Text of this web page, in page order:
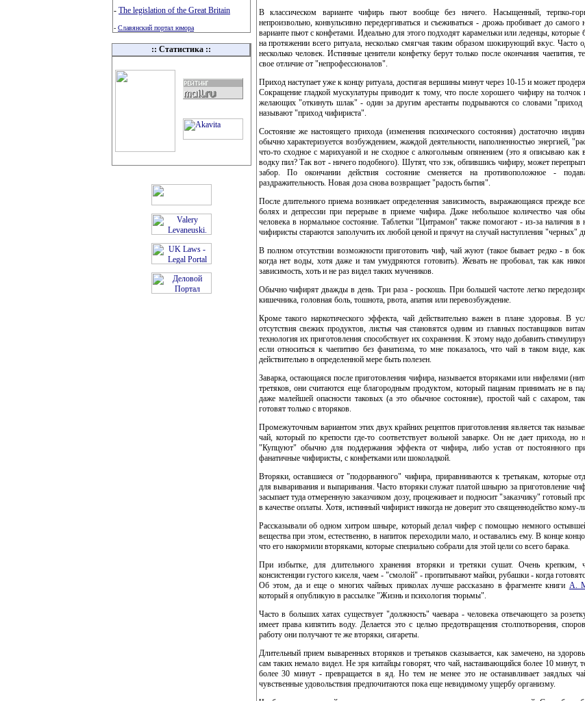
- The legislation of the Great Britain
- Славянский портал юмора
:: Статистика ::
В классическом варианте чифирь пьют вообще без ничего. Насыщенный, терпко-
непроизвольно, конвульсивно передергиваться и съеживаться - дрожь пробивает до
варианте пьют с конфетами. Идеально для этого подходят карамельки или леденцы, которые
на протяжении всего ритуала, несколько смягчая таким образом шокирующий вкус. Часто
несколько человек. Истинные ценители конфетку берут только после окончания чаепития,
свое отличие от "непрофессионалов".
Приход наступает уже к концу ритуала, достигая вершины минут через 10-15 и может
Сокращение гладкой мускулатуры приводит к тому, что после хорошего чифиру на толчок
желающих "откинуть шлак" - один за другим арестанты подрываются со словами
называют "приход чифириста".
Состояние же настоящего прихода (изменения психического состояния) достаточно
обычно характеризуется возбуждением, жаждой деятельности, наполненностью энергией,
что-то сходное с марихуаной и не сходное с алкогольным опянением (это я описываю как
водку пил? Так вот - ничего подобного). Шутят, что зэк, обпившись чифиру, может
забор. По окончании действия состояние сменяется на противоположное -
раздражительность. Новая доза снова возвращает "радость бытия".
После длительного приема возникает определенная зависимость, выражающаяся прежде
болях и депрессии при перерыве в приеме чифира. Даже небольшое количество чая
человека в нормальное состояние. Таблетки "Цитрамон" также помогают - из-за наличия
чифиристы стараются заполучить их любой ценой и прячут на случай наступления "черных"
В полном отсутствии возможности приготовить чиф, чай жуют (такое бывает редко - в
когда нет воды, хотя даже и там умудряются готовить). Жевать не пробовал, так как
зависимость, хоть и не раз видел таких мучеников.
Обычно чифирят дважды в день. Три раза - роскошь. При большей частоте легко
кишечника, головная боль, тошнота, рвота, апатия или перевозбуждение.
Кроме такого наркотического эффекта, чай действительно важен в плане здоровья. В
отсутствия свежих продуктов, листья чая становятся одним из главных поставщиков
технология их приготовления способствует их сохранения. К этому надо добавить
если относиться к чаепитию без фанатизма, то мне показалось, что чай в таком виде,
действительно в определенной мере быть полезен.
Заварка, остающаяся после приготовления чифира, называется вторяками или нифелями
третяков, они считаются еще благородным продуктом, который пацанам принимать не в
даже малейшей опасности таковых (а это обычное состояние), простой чай с сахаром,
готовят только с вторяков.
Промежуточным вариантом этих двух крайних рецептов приготовления является так
чай, который по крепости где-то соответствует вольной заварке. Он не дает прихода, но
"Купцуют" обычно для поддержания эффекта от чифира, либо устав от постоянного
фанатичные чифиристы, с конфетками или шоколадкой.
Вторяки, оставшиеся от "подорванного" чифира, приравниваются к третьякам, которые
для вываривания и выпаривания. Часто вторяки служат платой шнырю за приготовление
засыпает туда отмеренную заказчиком дозу, процеживает и подносит "заказчику" готовый
в качестве оплаты. Хотя, истинный чифирист никогда не доверит это священнодейство кому-
Рассказывали об одном хитром шныре, который делал чифер с помощью немного
вещества при этом, естественно, в напиток переходили мало, и оставались ему. В конце
что его накормили вторяками, которые специально собрали для этой цели со всего барака.
При избытке, для длительного хранения вторяки и третяки сушат. Очень крепким,
консистенции густого киселя, чаем - "смолой" - пропитывают майки, рубашки - когда
Об этом, да и еще о многих чайных приколах лучше рассказано в фрагменте книги А.
который я опубликую в рассылке "Жизнь и психология тюрьмы".
Часто в больших хатах существует "должность" чаевара - человека отвечающего за
имеет права кипятить воду. Делается это с целью предотвращения столпотворения,
работу они получают те же вторяки, сигареты.
Длительный прием вываренных вторяков и третьяков сказывается, как замечено, на
сам таких немало видел. Не зря китайцы говорят, что чай, настаивающийся более 10 минут,
более 30 минут - превращается в яд. Но тем не менее это не останавливает заядлых
чувственные удовольствия предпочитаются пока еще невидимому ущербу организму.